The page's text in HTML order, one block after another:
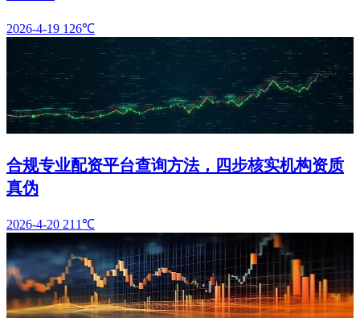
2026-4-19 126℃
合规专业配资平台查询方法，四步核实机构资质
真伪
2026-4-20 211℃